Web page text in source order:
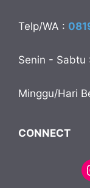
Telp/WA :
Senin - Sabtu
Minggu/Hari
CONNECT